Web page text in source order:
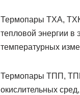
Термопары ТХА,
тепловой энергии в
температурных
Термопары ТПП, ТПР
окислительных